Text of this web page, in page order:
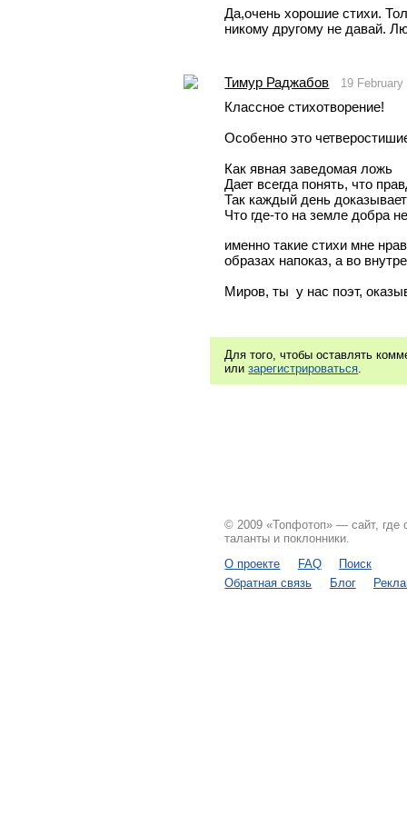
Да,очень хорошие стихи.
никому другому не давай.
Тимур Раджабов 19 February
Классное стихотворение!
Особенно это
Как явная заведомая ложь
Дает всегда понять, что
Так каждый день
Что где-то на земле добра
именно такие стихи мне
образах напоказ, а во
Миров, ты  у нас поэт,
Для того, чтобы оставлять
илизарегистрироваться.
© 2009 «Топфотоп» — сайт, где
таланты и поклонники.
О проекте
FAQ
Поиск
Обратная связь
Блог